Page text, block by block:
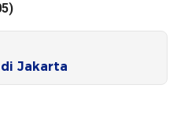
di Jakarta